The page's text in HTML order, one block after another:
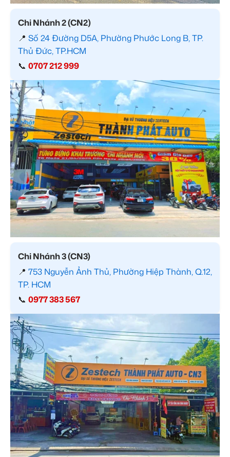
Chi Nhánh 2 (CN2)
📍 Số 24 Đường D5A, Phường Phước Long B, TP.
Thủ Đức, TP.HCM
📞 0707 212 999
Chi Nhánh 3 (CN3)
📍 753 Nguyễn Ảnh Thủ, Phường Hiệp Thành, Q.12,
TP. HCM
📞 0977 383 567